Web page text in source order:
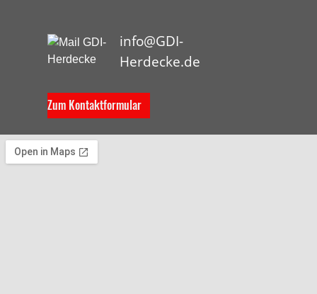
info@GDI-
Herdecke.de
Zum Kontaktformular